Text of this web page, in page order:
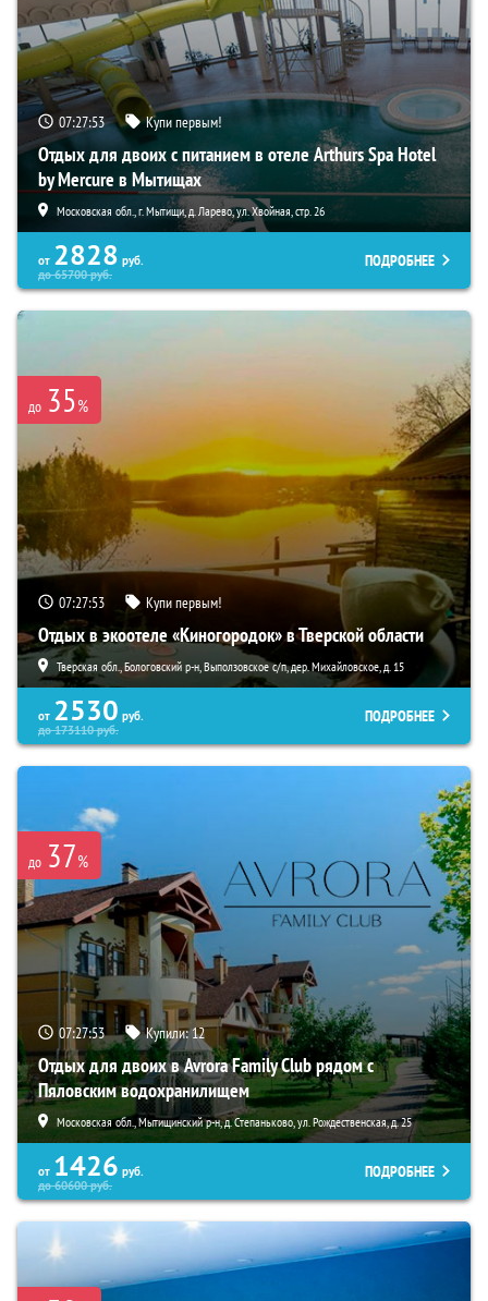
07:27:51 Купи первым!
Отдых для двоих с питанием в отеле Arthurs Spa Hotel
by Mercure в Мытищах
Московская обл., г. Мытищи, д. Ларево, ул. Хвойная, стр. 26
от 2828 руб.
до65700руб.
ПОДРОБНЕЕ
до 35%
07:27:51 Купи первым!
Отдых в экоотеле «Киногородок» в Тверской области
Тверская обл., Бологовский р-н, Выползовское с/п, дер. Михайловское, д. 15
от 2530 руб.
до173110руб.
ПОДРОБНЕЕ
до 37%
07:27:51 Купили:12
Отдых для двоих в Avrora Family Club рядом с
Пяловским водохранилищем
Московская обл., Мытищинский р-н, д. Степаньково, ул. Рождественская, д. 25
от 1426 руб.
до60600руб.
ПОДРОБНЕЕ